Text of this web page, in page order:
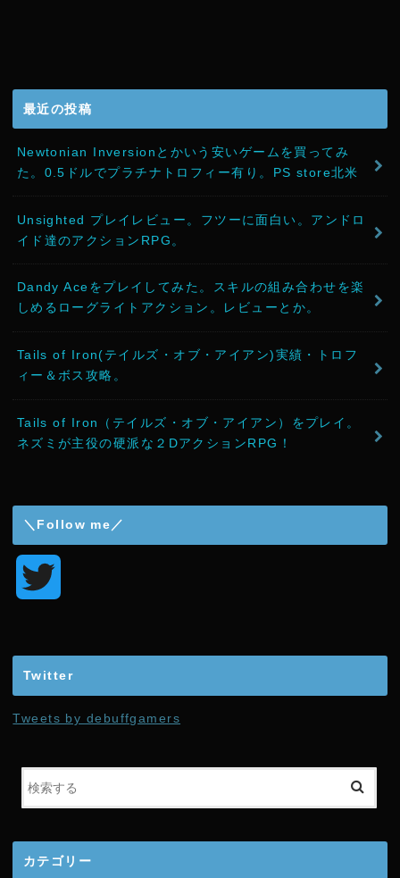
最近の投稿
Newtonian Inversionとかいう安いゲームを買ってみ
た。0.5ドルでプラチナトロフィー有り。PS store北米
Unsighted プレイレビュー。フツーに面白い。アンドロ
イド達のアクションRPG。
Dandy Aceをプレイしてみた。スキルの組み合わせを楽
しめるローグライトアクション。レビューとか。
Tails of Iron(テイルズ・オブ・アイアン)実績・トロフ
ィー＆ボス攻略。
Tails of Iron（テイルズ・オブ・アイアン）をプレイ。
ネズミが主役の硬派な２DアクションRPG！
＼Follow me／
r
Twitter
Tweets by debuffgamers
カテゴリー